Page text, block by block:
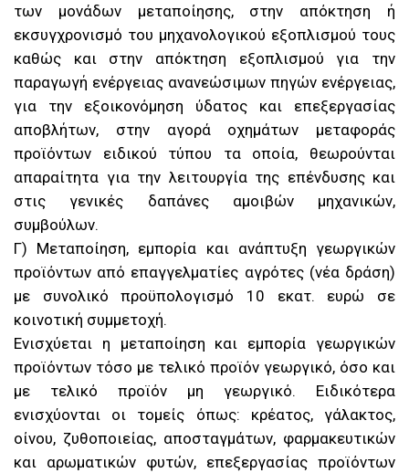
των μονάδων μεταποίησης, στην απόκτηση ή
εκσυγχρονισμό του μηχανολογικού εξοπλισμού τους
καθώς και στην απόκτηση εξοπλισμού για την
παραγωγή ενέργειας ανανεώσιμων πηγών ενέργειας,
για την εξοικονόμηση ύδατος και επεξεργασίας
αποβλήτων, στην αγορά οχημάτων μεταφοράς
προϊόντων ειδικού τύπου τα οποία, θεωρούνται
απαραίτητα για την λειτουργία της επένδυσης και
στις γενικές δαπάνες αμοιβών μηχανικών,
συμβούλων.
Γ) Μεταποίηση, εμπορία και ανάπτυξη γεωργικών
προϊόντων από επαγγελματίες αγρότες (νέα δράση)
με συνολικό προϋπολογισμό 10 εκατ. ευρώ σε
κοινοτική συμμετοχή.
Ενισχύεται η μεταποίηση και εμπορία γεωργικών
προϊόντων τόσο με τελικό προϊόν γεωργικό, όσο και
με τελικό προϊόν μη γεωργικό. Ειδικότερα
ενισχύονται οι τομείς όπως: κρέατος, γάλακτος,
οίνου, ζυθοποιείας, αποσταγμάτων, φαρμακευτικών
και αρωματικών φυτών, επεξεργασίας προϊόντων